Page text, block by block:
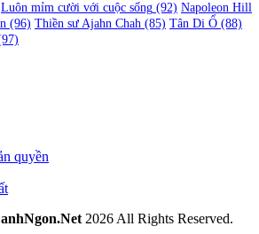
Luôn mỉm cười với cuộc sống (92) Napoleon Hill
(96) Thiền sư Ajahn Chah (85) Tân Di Ổ (88)
quyền
2026 All Rights Reserved.